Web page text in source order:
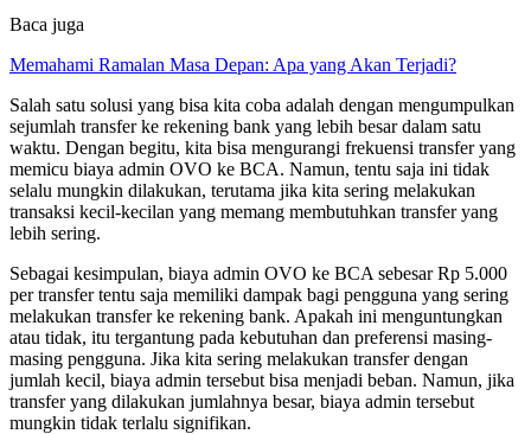
Baca juga
Memahami Ramalan Masa Depan: Apa yang Akan Terjadi?
Salah satu solusi yang bisa kita coba adalah dengan mengumpulkan
sejumlah transfer ke rekening bank yang lebih besar dalam satu
waktu. Dengan begitu, kita bisa mengurangi frekuensi transfer yang
memicu biaya admin OVO ke BCA. Namun, tentu saja ini tidak
selalu mungkin dilakukan, terutama jika kita sering melakukan
transaksi kecil-kecilan yang memang membutuhkan transfer yang
lebih sering.
Sebagai kesimpulan, biaya admin OVO ke BCA sebesar Rp 5.000
per transfer tentu saja memiliki dampak bagi pengguna yang sering
melakukan transfer ke rekening bank. Apakah ini menguntungkan
atau tidak, itu tergantung pada kebutuhan dan preferensi masing-
masing pengguna. Jika kita sering melakukan transfer dengan
jumlah kecil, biaya admin tersebut bisa menjadi beban. Namun, jika
transfer yang dilakukan jumlahnya besar, biaya admin tersebut
mungkin tidak terlalu signifikan.